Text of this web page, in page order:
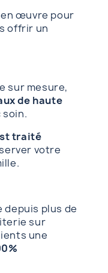
œuvre pour
offrir un
sur mesure,
de haute
soin.
traité
votre
depuis plus de
sur
une